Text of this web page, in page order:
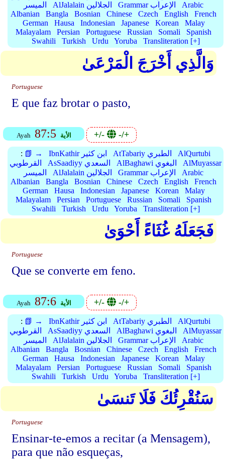
الميسر
AlJalalain الجلالين Grammar الإعراب
Arabic
Albanian
Bangla Bosnian Chinese Czech English
French
German
Hausa Indonesian Japanese Korean
Malay
Malayalam
Persian Portuguese Russian Somali
Spanish
Swahili
Turkish Urdu Yoruba Transliteration [+]
وَالَّذِي أَخْرَجَ الْمَرْعَىٰ
Portuguese
E que faz brotar o pasto,
Ayah 87:5 الأية +/- -/+
: 📗 → IbnKathir ابن كثير AtTabariy الطبري
AlQurtubi
القرطوبي
AsSaadiyy السعدي AlBaghawi البغوي
AlMuyassar
الميسر
AlJalalain الجلالين Grammar الإعراب
Arabic
Albanian
Bangla Bosnian Chinese Czech English
French
German
Hausa Indonesian Japanese Korean
Malay
Malayalam
Persian Portuguese Russian Somali
Spanish
Swahili
Turkish Urdu Yoruba Transliteration [+]
فَجَعَلَهُ غُثَاءً أَحْوَىٰ
Portuguese
Que se converte em feno.
Ayah 87:6 الأية +/- -/+
: 📗 → IbnKathir ابن كثير AtTabariy الطبري
AlQurtubi
القرطوبي
AsSaadiyy السعدي AlBaghawi البغوي
AlMuyassar
الميسر
AlJalalain الجلالين Grammar الإعراب
Arabic
Albanian
Bangla Bosnian Chinese Czech English
French
German
Hausa Indonesian Japanese Korean
Malay
Malayalam
Persian Portuguese Russian Somali
Spanish
Swahili
Turkish Urdu Yoruba Transliteration [+]
سَنُقْرِئُكَ فَلَا تَنسَىٰ
Portuguese
Ensinar-te-emos a recitar (a Mensagem),
para que não esqueças,